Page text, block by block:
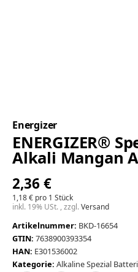
Energizer
ENERGIZER®
Alkali Mangan
2,36 €
1,18 € pro 1 Stück
inkl. 19% USt. , zzgl.Versand
Artikelnummer: BKD-16654
GTIN: 7638900393354
HAN: E301536002
Kategorie: Alkaline Spezial